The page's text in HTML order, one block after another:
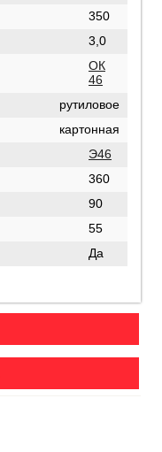
350
3,0
ОК
46
рутиловое
картонная
Э46
360
90
55
Да